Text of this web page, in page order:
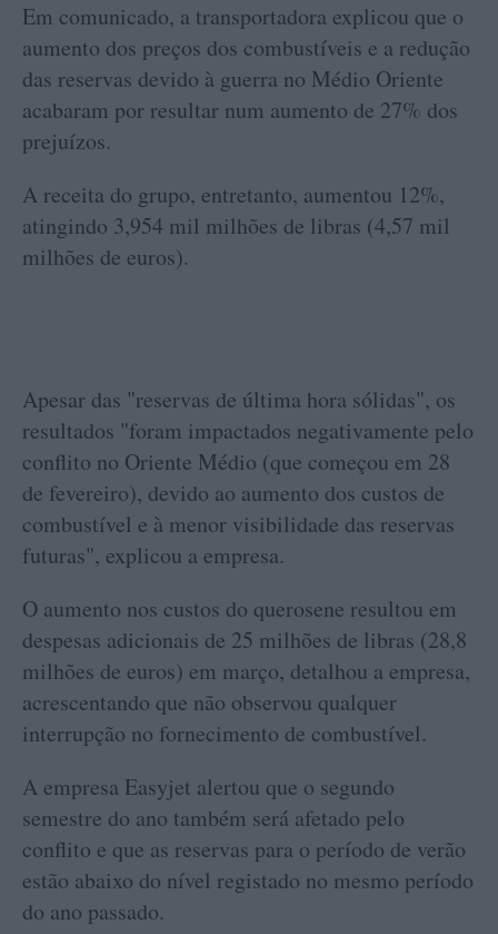
Em comunicado, a transportadora explicou que o
aumento dos preços dos combustíveis e a redução
das reservas devido à guerra no Médio Oriente
acabaram por resultar num aumento de 27% dos
prejuízos.
A receita do grupo, entretanto, aumentou 12%,
atingindo 3,954 mil milhões de libras (4,57 mil
milhões de euros).
Apesar das "reservas de última hora sólidas", os
resultados "foram impactados negativamente pelo
conflito no Oriente Médio (que começou em 28
de fevereiro), devido ao aumento dos custos de
combustível e à menor visibilidade das reservas
futuras", explicou a empresa.
O aumento nos custos do querosene resultou em
despesas adicionais de 25 milhões de libras (28,8
milhões de euros) em março, detalhou a empresa,
acrescentando que não observou qualquer
interrupção no fornecimento de combustível.
A empresa Easyjet alertou que o segundo
semestre do ano também será afetado pelo
conflito e que as reservas para o período de verão
estão abaixo do nível registado no mesmo período
do ano passado.